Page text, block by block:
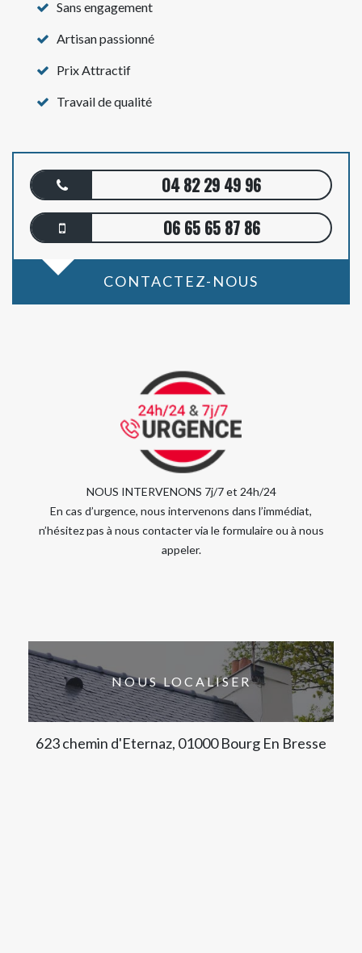
Sans engagement
Artisan passionné
Prix Attractif
Travail de qualité
04 82 29 49 96
06 65 65 87 86
CONTACTEZ-NOUS
NOUS INTERVENONS 7j/7 et 24h/24
En cas d’urgence, nous intervenons dans l’immédiat,
n’hésitez pas à nous contacter via le formulaire ou à nous
appeler.
NOUS LOCALISER
623 chemin d'Eternaz, 01000 Bourg En Bresse